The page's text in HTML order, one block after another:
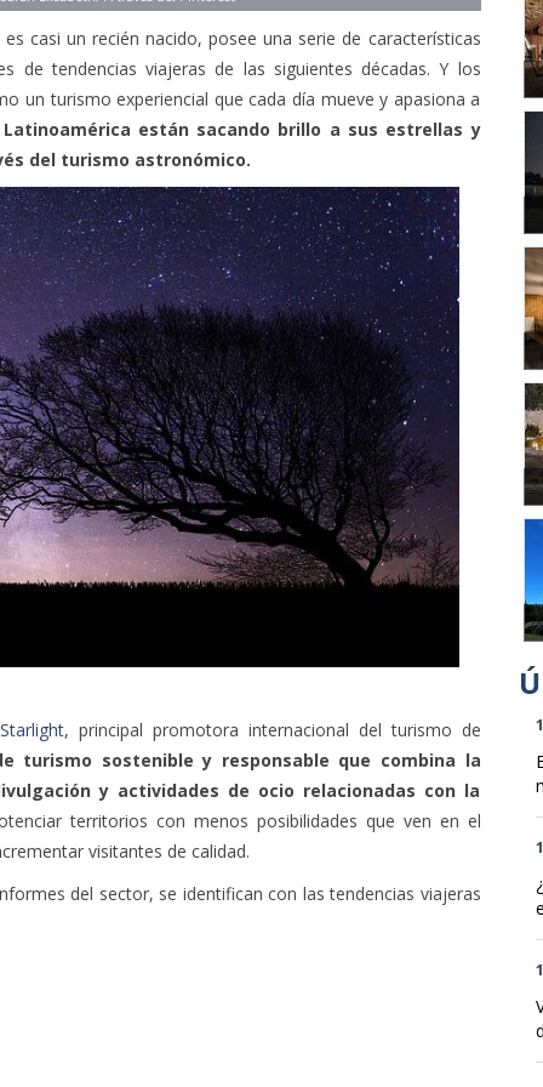
es casi un recién nacido, posee una serie de características
de tendencias viajeras de las siguientes décadas. Y los
un turismo experiencial que cada día mueve y apasiona a
están sacando brillo a sus estrellas y
del turismo astronómico.
, principal promotora internacional del turismo de
turismo sostenible y responsable que combina la
y actividades de ocio relacionadas con la
territorios con menos posibilidades que ven en el
visitantes de calidad.
del sector, se identifican con las tendencias viajeras